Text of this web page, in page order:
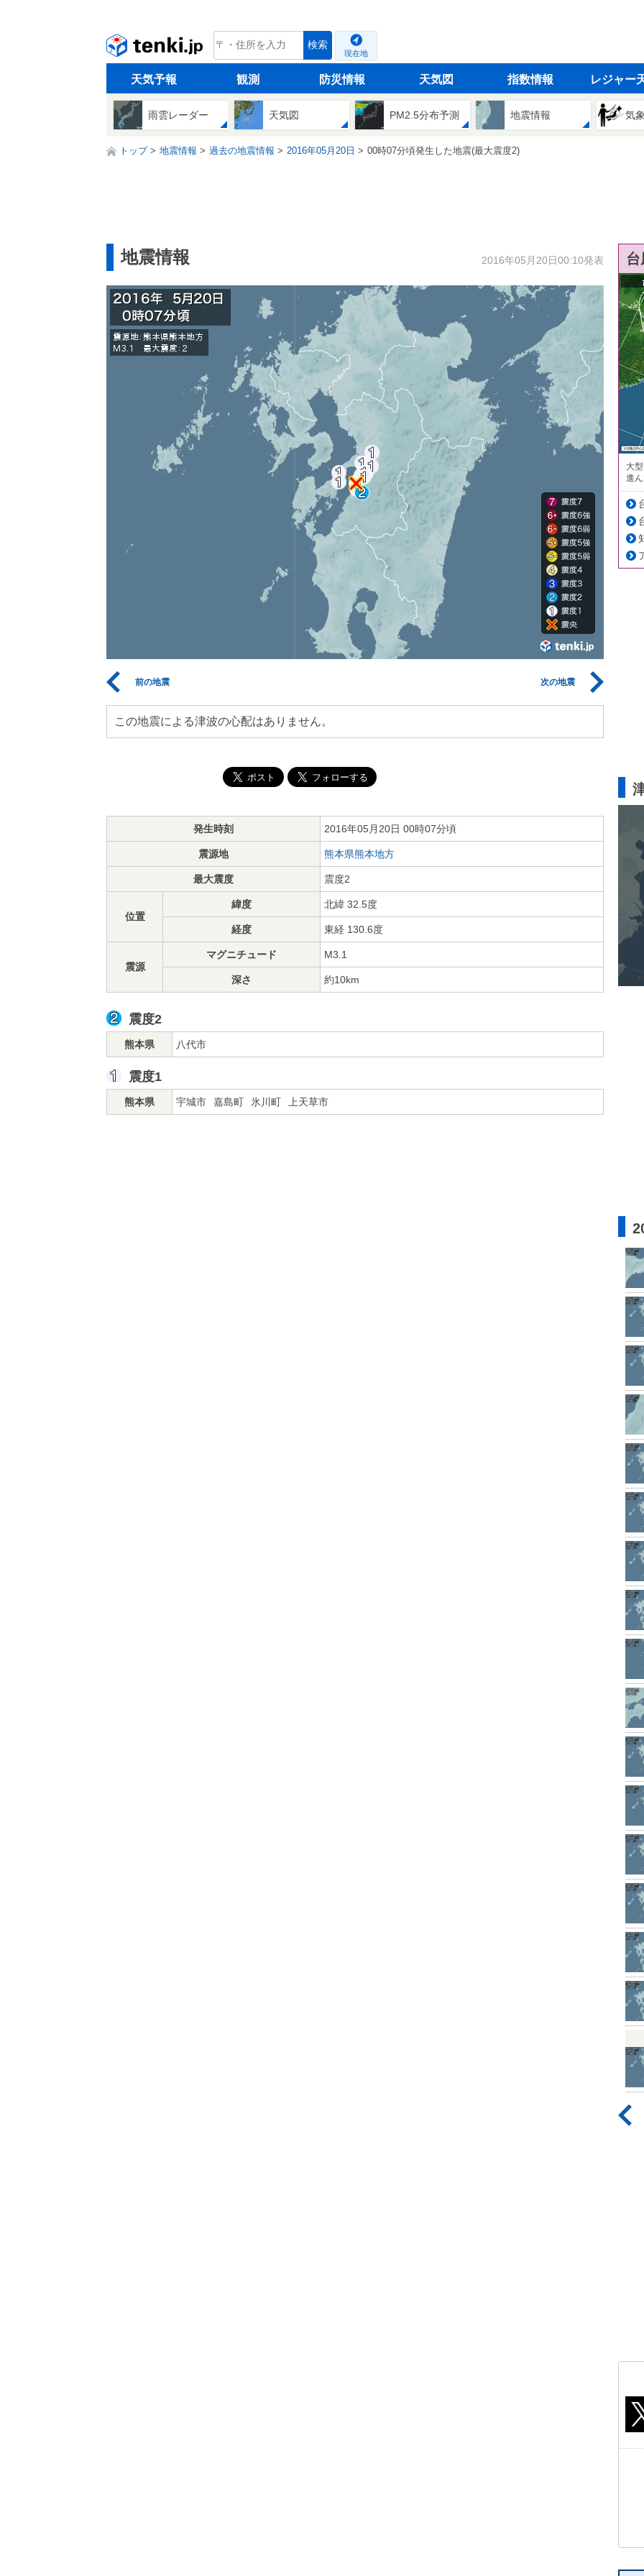
tenki.jp 検索
現在地
天気予報 観測 防災情報 天気図 指数情報 レジャー
雨雲レーダー 天気図 PM2.5分布予測 地震情報 気
トップ 地震情報 過去の地震情報 2016年05月20日 00時07分頃発生した地震(最大震度2)
地震情報 2016年05月20日00:10発表
前の地震 次の地震
この地震による津波の心配はありません。
発生時刻 2016年05月20日 00時07分頃
震源地 熊本県熊本地方
最大震度 震度2
位置
緯度 北緯 32.5度
経度 東経 130.6度
震源
マグニチュード M3.1
深さ 約10km
震度2
熊本県 八代市
震度1
熊本県 宇城市 嘉島町 氷川町 上天草市
大
進